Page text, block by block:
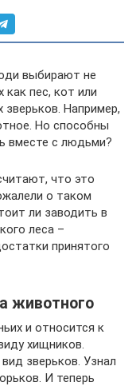
выбирают не
пес, кот или
Например,
Но способны
вместе с людьми?
что это
о таком
ли заводить в
леса –
принятого
животного
и относится к
хищников.
зверьков. Узнал
И теперь